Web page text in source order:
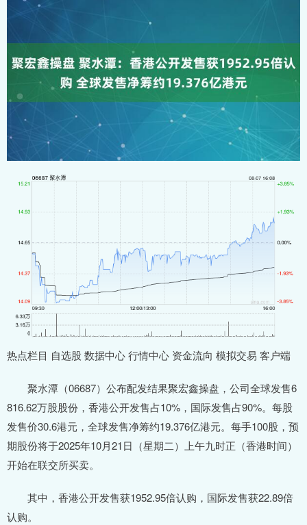
热点栏目 自选股 数据中心 行情中心 资金流向 模拟交易 客户端
聚水潭（06687）公布配发结果聚宏鑫操盘，公司全球发售6
816.62万股股份，香港公开发售占10%，国际发售占90%。每股
发售价30.6港元，全球发售净筹约19.376亿港元。每手100股，预
期股份将于2025年10月21日（星期二）上午九时正（香港时间）
开始在联交所买卖。
其中，香港公开发售获1952.95倍认购，国际发售获22.89倍
认购。